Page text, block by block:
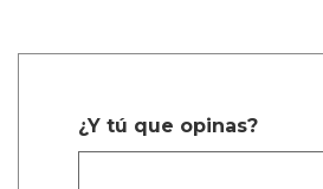
¿Y tú que opinas?